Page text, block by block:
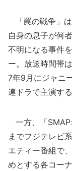
「罠の戦争」は
自身の息子が何
不明になる事件
ー。放送時間帯
7年9月にジャニ
連ドラで主演する
一方、「
までフジテレビ
エティー番組で
めとする各コー